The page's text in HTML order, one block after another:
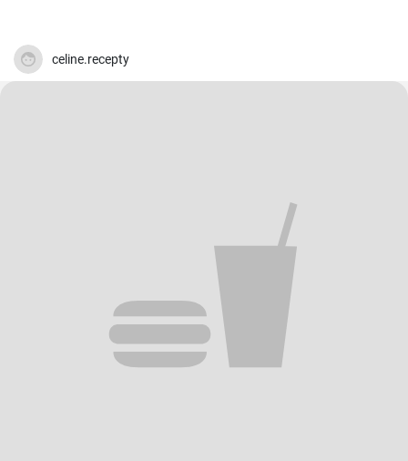
celine.recepty